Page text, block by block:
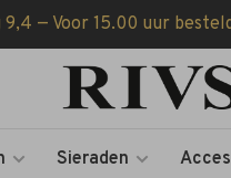
— Voor 15.00 uur
Sieraden